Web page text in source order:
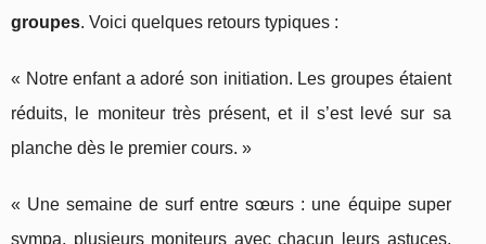
groupes. Voici quelques retours typiques :
« Notre enfant a adoré son initiation. Les groupes étaient
réduits, le moniteur très présent, et il s’est levé sur sa
planche dès le premier cours. »
« Une semaine de surf entre sœurs : une équipe super
sympa, plusieurs moniteurs avec chacun leurs astuces,